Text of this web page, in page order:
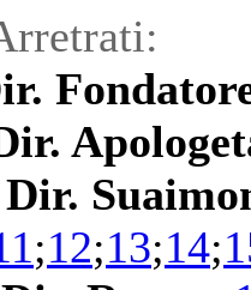
;12;13;14;